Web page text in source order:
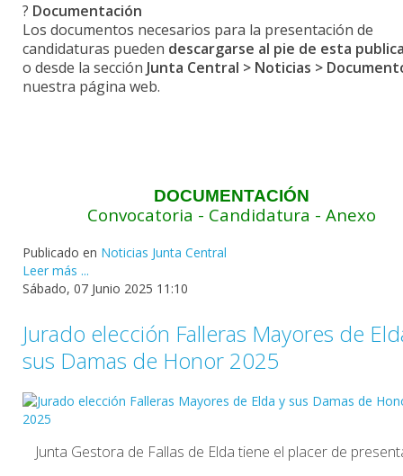
? Documentación
Los documentos necesarios para la presentación de
candidaturas pueden descargarse al pie de esta
o desde la sección Junta Central > Noticias >
nuestra página web.
DOCUMENTACIÓN
Convocatoria - Candidatura - Anexo
Publicado en Noticias Junta Central
Leer más ...
Sábado, 07 Junio 2025 11:10
Jurado elección Falleras Mayores de
sus Damas de Honor 2025
Junta Gestora de Fallas de Elda tiene el placer de